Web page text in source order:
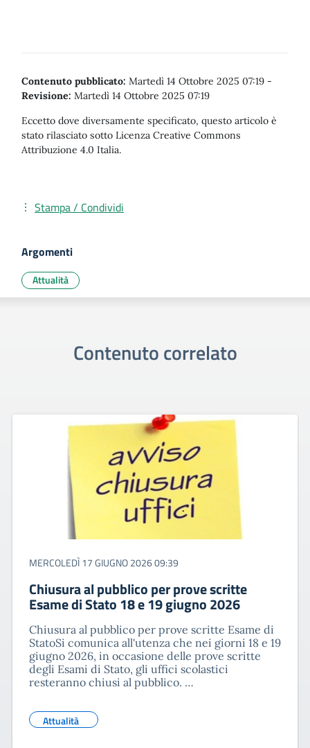
Contenuto pubblicato: Martedì 14 Ottobre 2025 07:19 -
Revisione: Martedì 14 Ottobre 2025 07:19
Eccetto dove diversamente specificato, questo articolo è
stato rilasciato sotto Licenza Creative Commons
Attribuzione 4.0 Italia.
Stampa / Condividi
Argomenti
Attualità
Contenuto correlato
MERCOLEDÌ 17 GIUGNO 2026 09:39
Chiusura al pubblico per prove scritte
Esame di Stato 18 e 19 giugno 2026
Chiusura al pubblico per prove scritte Esame di
StatoSi comunica all'utenza che nei giorni 18 e 19
giugno 2026, in occasione delle prove scritte
degli Esami di Stato, gli uffici scolastici
resteranno chiusi al pubblico. …
Attualità